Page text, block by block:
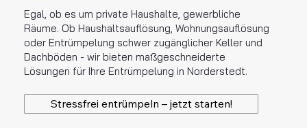
Egal, ob es um private Haushalte, gewerbliche
Räume. Ob Haushaltsauflösung, Wohnungsauflösung
oder Entrümpelung schwer zugänglicher Keller und
Dachböden - wir bieten maßgeschneiderte
Lösungen für Ihre Entrümpelung in Norderstedt.
Stressfrei entrümpeln – jetzt starten!